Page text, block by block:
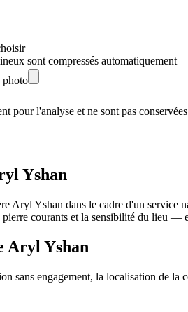
sont compressés automatiquement
photo
pour l'analyse et ne sont pas
Yshan
Aryl Yshan dans le cadre d'un service
courants et la sensibilité du lieu
Aryl Yshan
sans engagement, la localisation de la